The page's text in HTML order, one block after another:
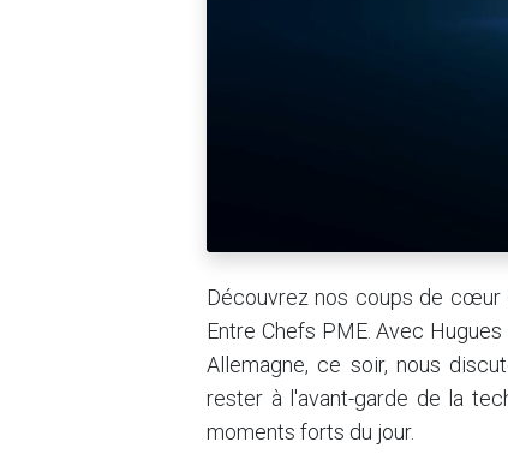
Découvrez nos coups de cœur
Entre Chefs PME. Avec
Allemagne, ce soir, nous
rester à l'avant-garde de la
moments forts du jour.